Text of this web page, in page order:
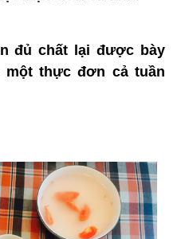
đủ chất lại được bày
một thực đơn cả tuần